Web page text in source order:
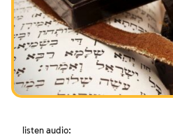
I digiuni commemorativi della
Hanukkah
Purìm
listen audio: